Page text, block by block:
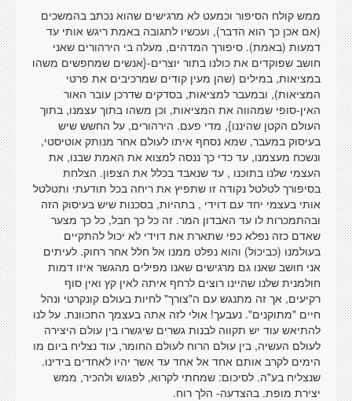
ממש קולח הסיפור וכמעט לא מרגישים שהוא נכתב בהמשכים
(אם אכן כך הוא הדבר), ועכשיו לתגובה באמת ריגש אותי עד
דמעות (באמת). סיפורך המדהים, מעלה בי הירהורים שאני
חושב שפוקדים את כולנו בתור יוצרים-{אנשים שמחפשים משהו
במציאות, במילים (שהן מעין קודים שמרכיבים את פרטי
המציאות), ובמעבר למציאות, בסדקים שדרכן עובר האור
האין-סופי שמהווה את המציאות, וכן משהו בתוך עצמנו, בתוך
העולם הקטן שהיננו}, מדי פעם. הירהורים, על החשש שיש
בעיסוק במעבר, שמא נסחף איתו לעולם אחר מנותק אוטיסטי,
ונשכח מעצמנו, עד כדי כך ננסה למצוא את האמת שבנו, את
העצמי שלנו בתוכנו , עד שנאבד בכלל את הצפון. הצלחת
בסיפורך לטלטל נקודה זו שתפיץ את ריחה בכל תודעתי ותטלטל
אותי בעצמי יחד עם דוידי , בתהיות, בסכנות שיש בעיסוק הזה
ובהתמכרות לו עד האבדון המר. זה כל כך חבל, כל כך מצער
שאדם כזה נפלא כפי שתארת את דוידי לא יכול להתקיים
בעולמנו (כביכול) והוא נפלט ממנו אל חלל אחר רחוק. לעיתים
אני חושב שאנו גם מרגישים שאנו מפילים מהגשר איזו דמות
חולמנית שלנו שהיינו רוצים לרחף איתה לאין קץ ואין סוף
רקיעים, אך זה מתנגש עם ה"צורך" לחיות בעולם קונקרטי ונהל
חיים "מתוקנים". נעבעך! אולי לזה אתה בעצמך התכוונת. על לנו
להתיאש עוד יש תקווה לבנות גשרים שיגשרו בין עולם היצירה
לעולם העשיה, בין עולם הרוח לעולם החומר, עוד נצליח ביום מו
הימים לקרב אותם אחד אל אחד עד אשר יהיו לאחדים בידינו.
שנצליח בע"ה. לסיכום: שמחתי לקרוא, לפגוש ולהכיר, ממש
יצירת מופת. בהצדעה- הלך רוח.